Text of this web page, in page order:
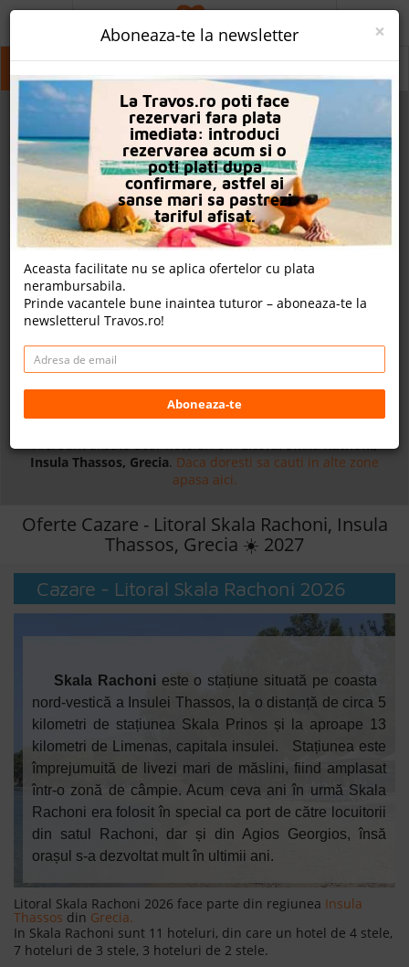
Skala Rachoni Skala Rachoni
Aici sunt afisate doar hoteluri dinLitoral Skala Rachoni,
Insula Thassos, Grecia. Daca doresti sa cauti in alte zone
apasa aici.
Oferte Cazare - Litoral Skala Rachoni, Insula
Thassos, Grecia ☀️ 2027
Cazare - Litoral Skala Rachoni 2026
Skala Rachoni este o stațiune situată pe coasta
nord-vestică a Insulei Thassos, la o distanță de circa 5
kilometri de stațiunea Skala Prinos și la aproape 13
kilometri de Limenas, capitala insulei.
Stațiunea este
împrejumuită de livezi mari de măslini, fiind amplasat
într-o zonă de câmpie. Acum ceva ani în urmă Skala
Rachoni era folosit în special ca port de către locuitorii
din satul Rachoni, dar și din Agios Georgios, însă
orașul s-a dezvoltat mult în ultimii ani.
Citeste mai mult
Litoral Skala Rachoni 2026 face parte din regiunea Insula
Thassos din Grecia.
In Skala Rachoni sunt 11 hoteluri, din care un hotel de 4 stele,
7 hoteluri de 3 stele, 3 hoteluri de 2 stele.
PROMO
CAUTA REZERVARE
OFERTA PERSONALIZATA
DESPRE NOI
LOGIN
CAZARE
CHARTER AVION
CAZARE + AUTOCAR
CONTACT
×
Aboneaza-te la newsletter
La Travos.ro poti face
rezervari fara plata
imediata: introduci
rezervarea acum si o
poti plati dupa
confirmare, astfel ai
sanse mari sa pastrezi
tariful afisat.
Aceasta facilitate nu se aplica ofertelor cu plata
nerambursabila.
Prinde vacantele bune inaintea tuturor – aboneaza-te la
newsletterul Travos.ro!
Aboneaza-te